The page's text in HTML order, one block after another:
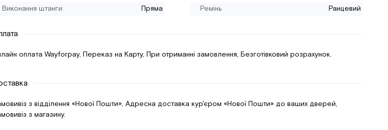
Виконання штанги
Пряма Ремінь Ранцевий
оплата Wayforpay, Переказ на Карту, При отриманні замовлення, Безготівковий розрахунок.
з відділення «Нової Пошти», Адресна доставка кур'єром «Нової Пошти» до ваших дверей,
з магазину.